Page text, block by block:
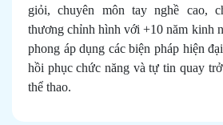
giỏi, chuyên môn tay nghề cao,
thương chỉnh hình với +10 năm kinh
phong áp dụng các biện pháp hiện
hồi phục chức năng và tự tin quay
thể thao.